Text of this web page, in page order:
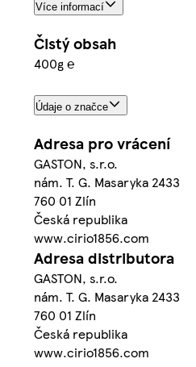
Více informací
Čistý obsah
400g ℮
Údaje o značce
Adresa pro vrácení
GASTON, s.r.o.
nám. T. G. Masaryka 2433
760 01 Zlín
Česká republika
www.cirio1856.com
Adresa distributora
GASTON, s.r.o.
nám. T. G. Masaryka 2433
760 01 Zlín
Česká republika
www.cirio1856.com